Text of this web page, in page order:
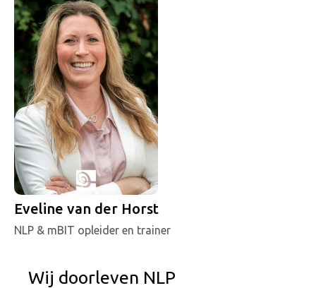
Eveline van der Horst
NLP & mBIT opleider en trainer
Wij doorleven NLP